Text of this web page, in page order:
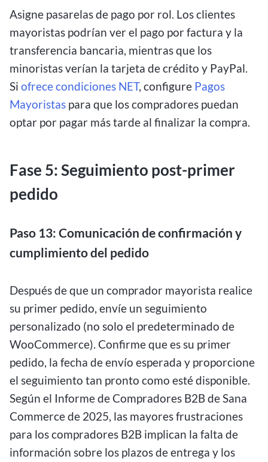
Asigne pasarelas de pago por rol. Los clientes
mayoristas podrían ver el pago por factura y la
transferencia bancaria, mientras que los
minoristas verían la tarjeta de crédito y PayPal.
Si ofrece condiciones NET, configure Pagos
Mayoristas para que los compradores puedan
optar por pagar más tarde al finalizar la compra.
Fase 5: Seguimiento post-primer
pedido
Paso 13: Comunicación de confirmación y
cumplimiento del pedido
Después de que un comprador mayorista realice
su primer pedido, envíe un seguimiento
personalizado (no solo el predeterminado de
WooCommerce). Confirme que es su primer
pedido, la fecha de envío esperada y proporcione
el seguimiento tan pronto como esté disponible.
Según el Informe de Compradores B2B de Sana
Commerce de 2025, las mayores frustraciones
para los compradores B2B implican la falta de
información sobre los plazos de entrega y los